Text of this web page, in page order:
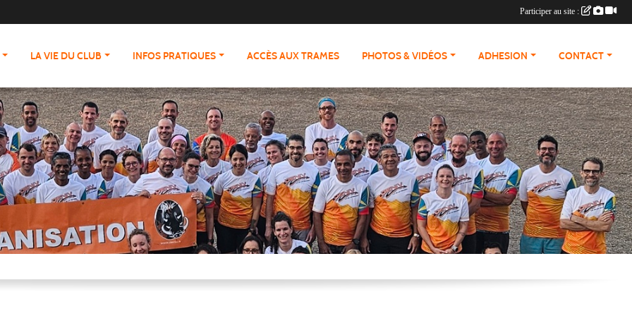
LA VIE DU CLUB INFOS PRATIQUES ACCÈS AUX TRAMES PHOTOS & VIDÉOS ADHESION CONTACT
Participer au site :